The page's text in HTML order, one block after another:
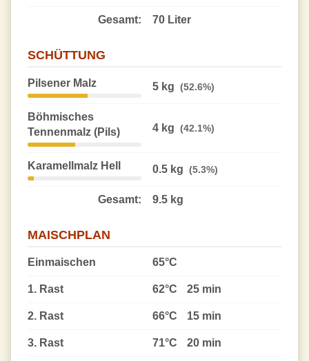
Gesamt: 70 Liter
SCHÜTTUNG
Pilsener Malz 5 kg (52.6%)
Böhmisches
Tennenmalz (Pils)
4 kg (42.1%)
Karamellmalz Hell 0.5 kg (5.3%)
Gesamt: 9.5 kg
MAISCHPLAN
Einmaischen 65°C
1. Rast 62°C 25 min
2. Rast 66°C 15 min
3. Rast 71°C 20 min